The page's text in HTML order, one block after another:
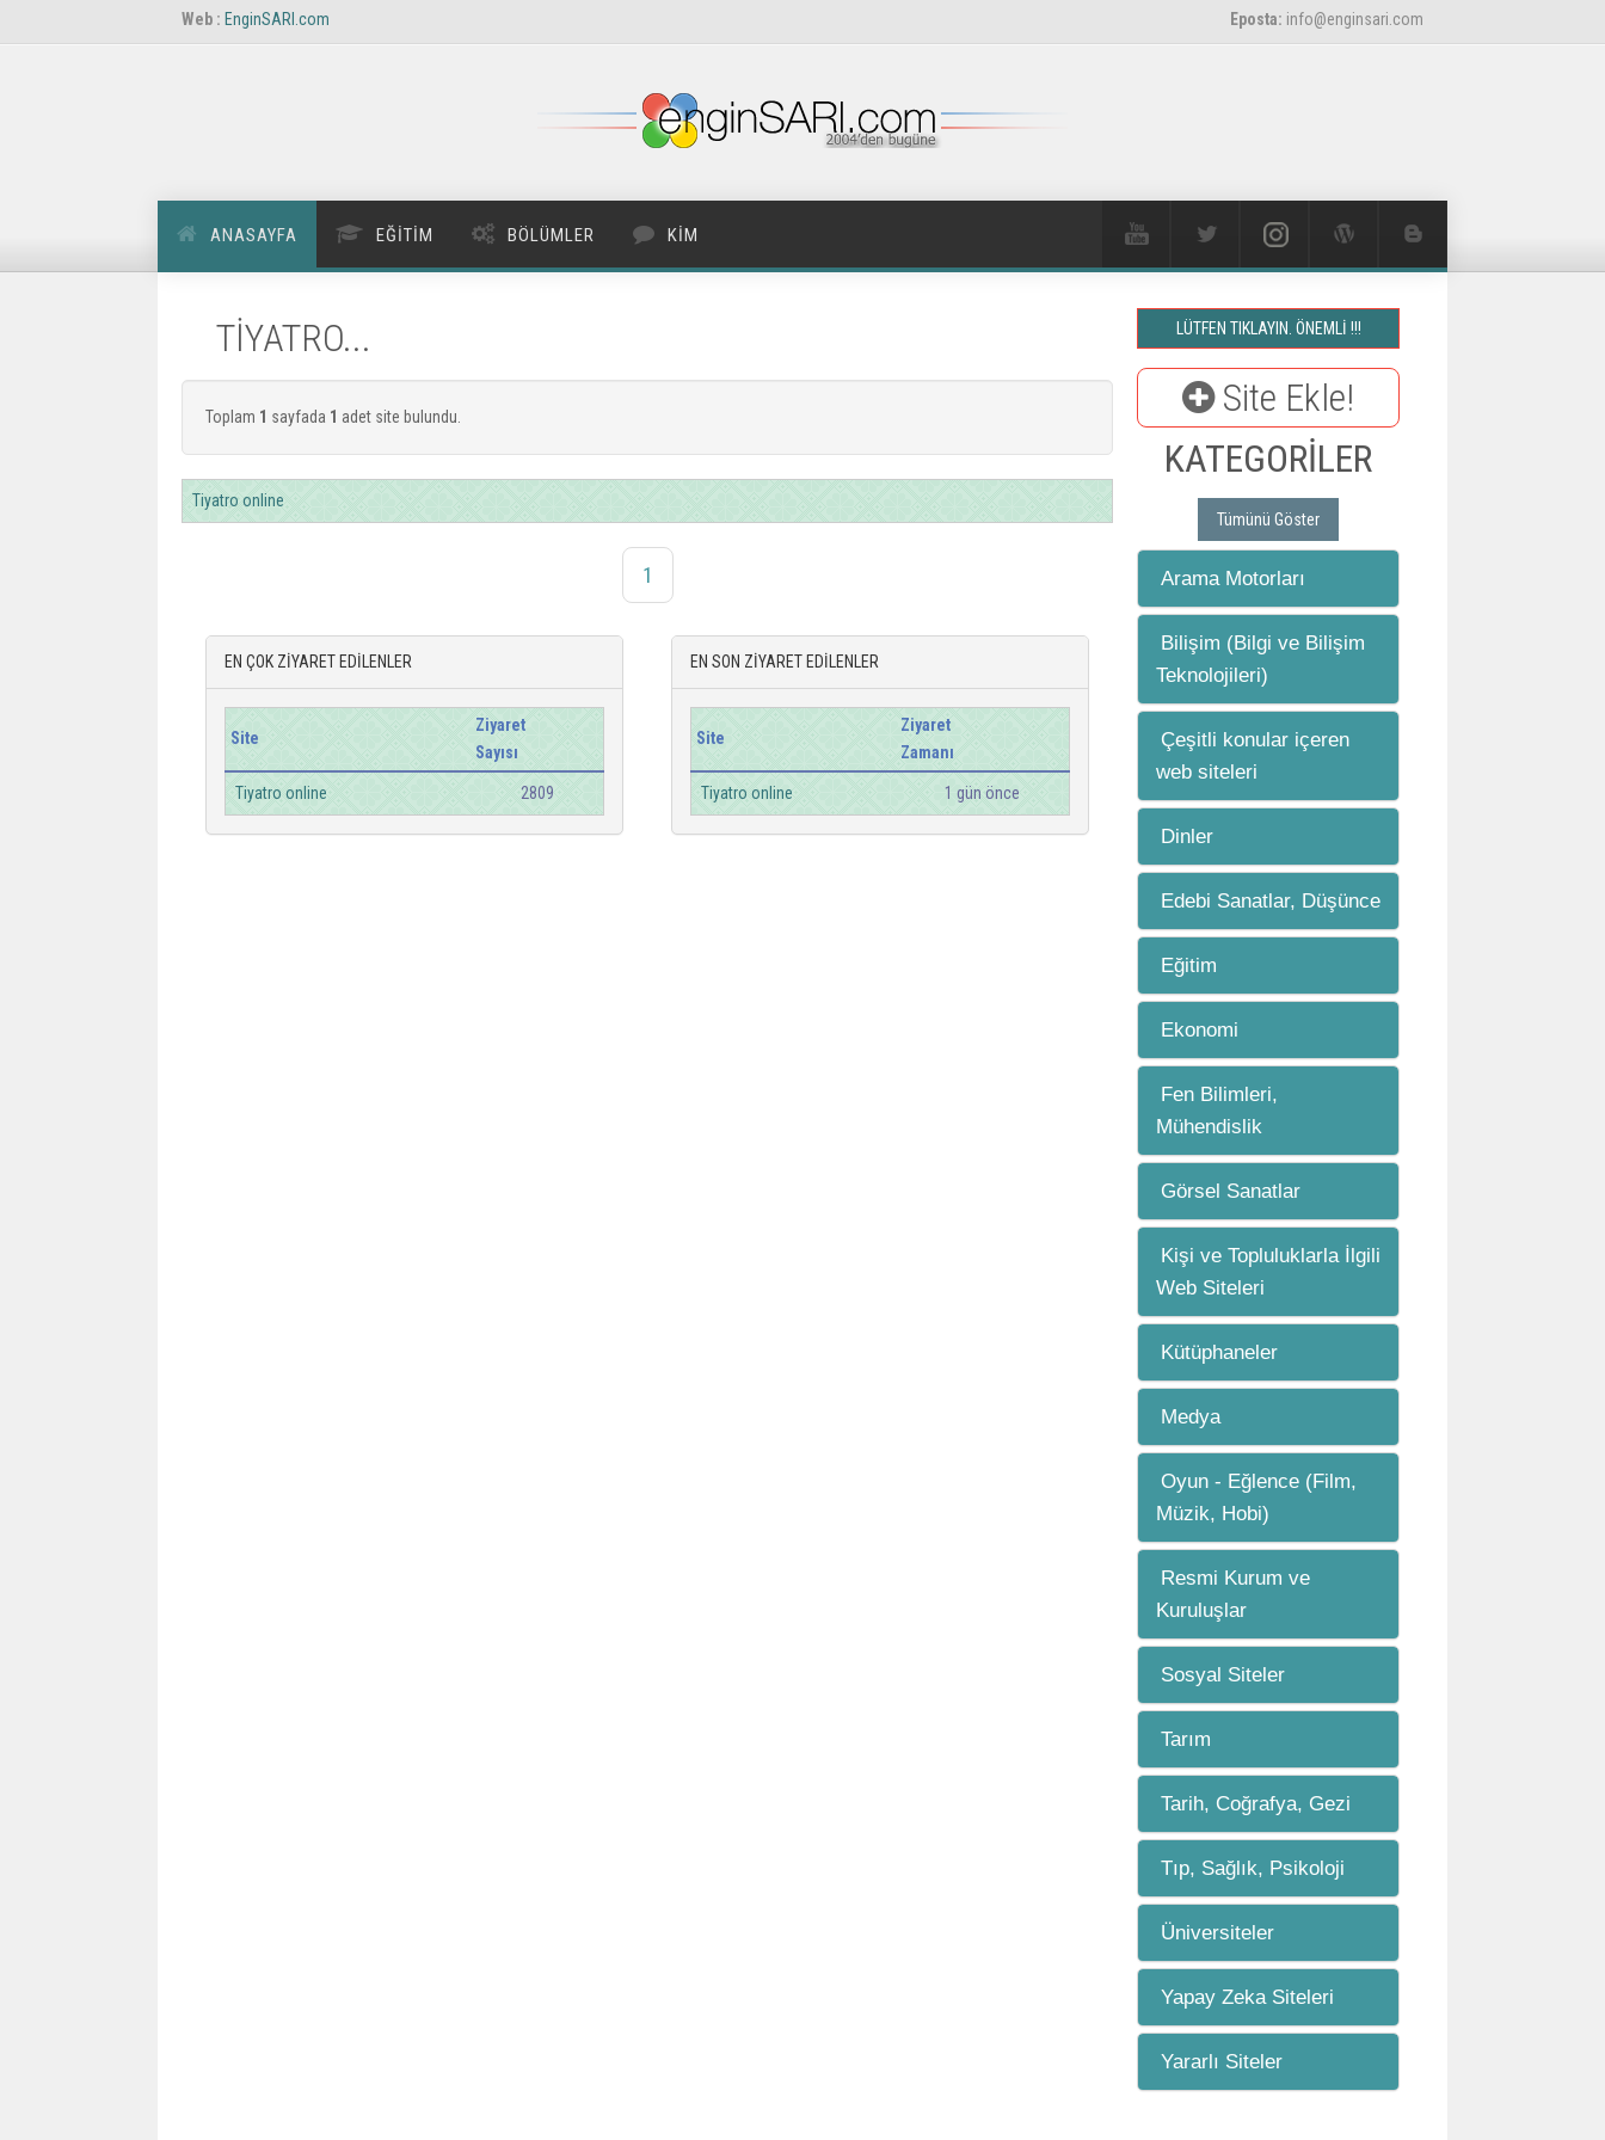
Web : EnginSARI.com Eposta: info@enginsari.com
ANASAYFA EĞITIM BÖLÜMLER KIM
TİYATRO...
Toplam 1 sayfada 1 adet site bulundu.
Tiyatro online
1
EN ÇOK ZİYARET EDİLENLER
Site
Ziyaret
Sayısı
Tiyatro online 2809
EN SON ZİYARET EDİLENLER
Site
Ziyaret
Zamanı
Tiyatro online 1 gün önce
LÜTFEN TIKLAYIN. ÖNEMLİ !!!
Site Ekle!
KATEGORİLER
Tümünü Göster
Arama Motorları
Bilişim (Bilgi ve Bilişim
Teknolojileri)
Çeşitli konular içeren
web siteleri
Dinler
Edebi Sanatlar, Düşünce
Eğitim
Ekonomi
Fen Bilimleri,
Mühendislik
Görsel Sanatlar
Kişi ve Topluluklarla İlgili
Web Siteleri
Kütüphaneler
Medya
Oyun - Eğlence (Film,
Müzik, Hobi)
Resmi Kurum ve
Kuruluşlar
Sosyal Siteler
Tarım
Tarih, Coğrafya, Gezi
Tıp, Sağlık, Psikoloji
Üniversiteler
Yapay Zeka Siteleri
Yararlı Siteler